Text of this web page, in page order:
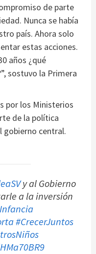
de parte
Nunca se había
país. Ahora solo
estas acciones.
años ¿qué
sostuvo la Primera
por los Ministerios
de la política
gobierno central.
y al Gobierno
a la inversión
#CrecerJuntos